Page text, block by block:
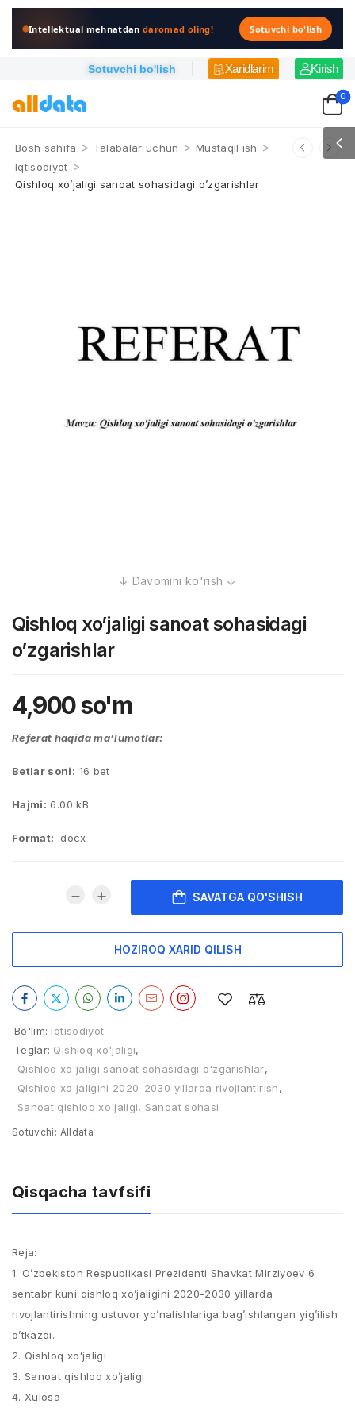
Intellektual mehnatdandaromad oling! Sotuvchi bo'lish
Sotuvchi bo'lish Xaridlarim Kirish
0
Bosh sahifa > Talabalar uchun > Mustaqil ish >
Iqtisodiyot >
Qishloq xo’jaligi sanoat sohasidagi o’zgarishlar
Qishloq xo’jaligi sanoat sohasidagi
o’zgarishlar
4,900so'm
Referat haqida ma’lumotlar:
Betlar soni: 16 bet
Hajmi: 6.00 kB
Format: .docx
SAVATGA QO'SHISH
HOZIROQ XARID QILISH
Bo'lim: Iqtisodiyot
Teglar: Qishloq xo'jaligi,
Qishloq xo'jaligi sanoat sohasidagi o'zgarishlar,
Qishloq xo'jaligini 2020-2030 yillarda rivojlantirish,
Sanoat qishloq xo'jaligi, Sanoat sohasi
Sotuvchi: Alldata
Qisqacha tavfsifi
Reja:
1. O’zbekiston Respublikasi Prezidenti Shavkat Mirziyoev 6
sentabr kuni qishloq xo’jaligini 2020-2030 yillarda
rivojlantirishning ustuvor yo’nalishlariga bag’ishlangan yig’ilish
o’tkazdi.
2. Qishloq xoʻjaligi
3. Sanoat qishloq xo’jaligi
4. Xulosa